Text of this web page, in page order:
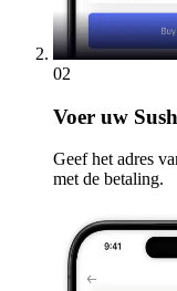
02
Voer uw
Geef het adres
met de betaling.